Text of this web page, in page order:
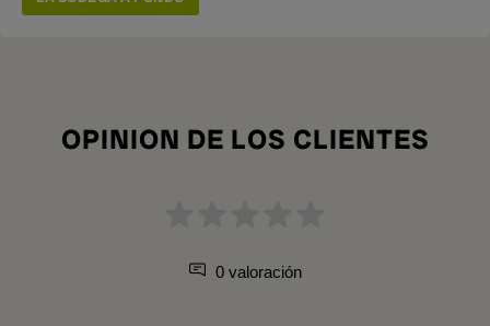
OPINION DE LOS CLIENTES
0 valoración